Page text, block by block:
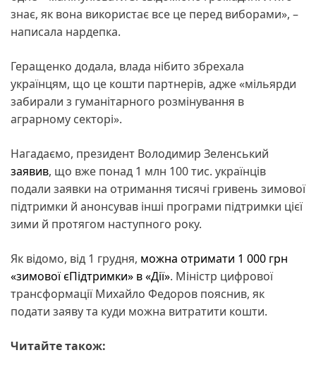
знає, як вона використає все це перед виборами», –
написала нардепка.
Геращенко додала, влада нібито збрехала
українцям, що це кошти партнерів, адже «мільярди
забирали з гуманітарного розмінування в
аграрному секторі».
Нагадаємо, президент Володимир Зеленський
заявив, що вже понад 1 млн 100 тис. українців
подали заявки на отримання тисячі гривень зимової
підтримки й анонсував інші програми підтримки цієї
зими й протягом наступного року.
Як відомо, від 1 грудня, можна отримати 1 000 грн
«зимової єПідтримки» в «Дії». Міністр цифрової
трансформації Михайло Федоров пояснив, як
подати заяву та куди можна витратити кошти.
Читайте також: